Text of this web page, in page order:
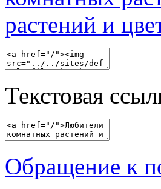
Текстовая
Обращение к